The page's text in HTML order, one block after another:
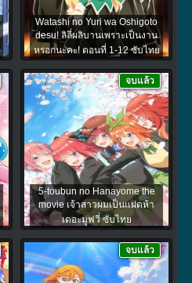
Watashi no Yuri wa Oshigoto
desu! ลิลี่ผลิบานเพราะเป็นงาน
หรอกนะคะ! ตอนที่ 1-12 ซับไทย
5-toubun no Hanayome the
movie เจ้าสาวผมเป็นแฝดห้า
เดอะมูฟวี่ ซับไทย
จบแล้ว
จบแล้ว